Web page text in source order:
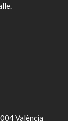
València